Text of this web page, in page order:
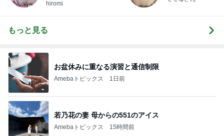
hiromi
もっと見る
お盆休みに重なる演習と通信制限
Amebaトピックス 1日前
若乃花の妻 母からの551のアイス
Amebaトピックス 15時間前